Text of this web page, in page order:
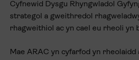
Cyfnewid Dysgu Rhyngwladol
strategol a gweithredol
rhagweithiol ac yn cael eu rheoli yn
Mae ARAC yn cyfarfod yn rheolaidd